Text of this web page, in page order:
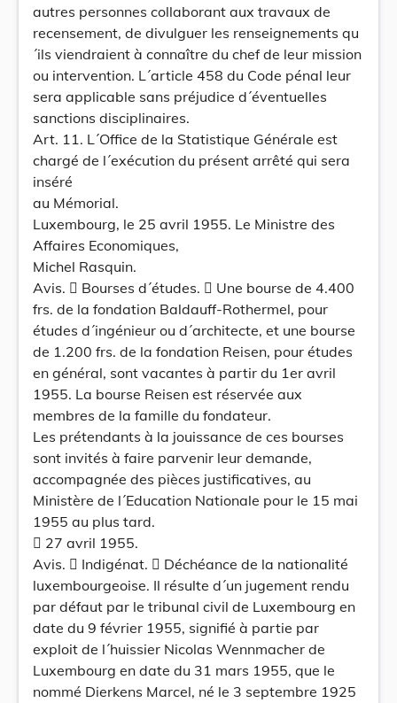
autres personnes collaborant aux travaux de
recensement, de divulguer les renseignements qu
´ils viendraient à connaître du chef de leur mission
ou intervention. L´article 458 du Code pénal leur
sera applicable sans préjudice d´éventuelles
sanctions disciplinaires.
Art. 11. L´Office de la Statistique Générale est
chargé de l´exécution du présent arrêté qui sera
inséré
au Mémorial.
Luxembourg, le 25 avril 1955. Le Ministre des
Affaires Economiques,
Michel Rasquin.
Avis.  Bourses d´études.  Une bourse de 4.400
frs. de la fondation Baldauff-Rothermel, pour
études d´ingénieur ou d´architecte, et une bourse
de 1.200 frs. de la fondation Reisen, pour études
en général, sont vacantes à partir du 1er avril
1955. La bourse Reisen est réservée aux
membres de la famille du fondateur.
Les prétendants à la jouissance de ces bourses
sont invités à faire parvenir leur demande,
accompagnée des pièces justificatives, au
Ministère de l´Education Nationale pour le 15 mai
1955 au plus tard.
 27 avril 1955.
Avis.  Indigénat.  Déchéance de la nationalité
luxembourgeoise. Il résulte d´un jugement rendu
par défaut par le tribunal civil de Luxembourg en
date du 9 février 1955, signifié à partie par
exploit de l´huissier Nicolas Wennmacher de
Luxembourg en date du 31 mars 1955, que le
nommé Dierkens Marcel, né le 3 septembre 1925